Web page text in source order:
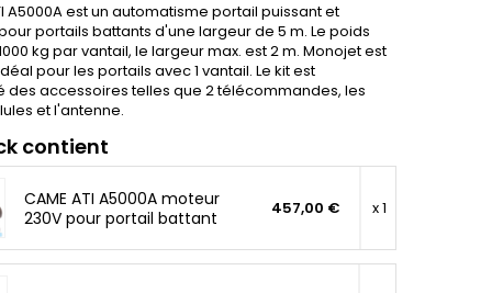
A5000A est un automatisme portail puissant et
portails battants d'une largeur de 5 m. Le poids
kg par vantail, le largeur max. est 2 m. Monojet est
pour les portails avec 1 vantail. Le kit est
des accessoires telles que 2 télécommandes, les
et l'antenne.
contient
CAME ATI A5000A moteur
230V pour portail battant
457,00 € x 1